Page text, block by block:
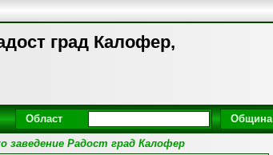
град Калофер,
Област Община
заведение Радост град Калофер